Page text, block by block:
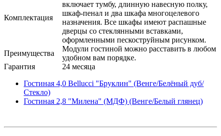
Комплектация
включает тумбу, длинную навесную полку,
шкаф-пенал и два шкафа многоцелевого
назначения. Все шкафы имеют распашные
дверцы со стеклянными вставками,
оформленными пескоструйным рисунком.
Преимущества
Модули гостиной можно расставить в любом
удобном вам порядке.
Гарантия
24 месяца
Гостиная 4,0 Bellucci "Бруклин" (Венге/Белёный дуб/
Стекло)
Гостиная 2,8 "Милена" (МДФ) (Венге/Белый глянец)